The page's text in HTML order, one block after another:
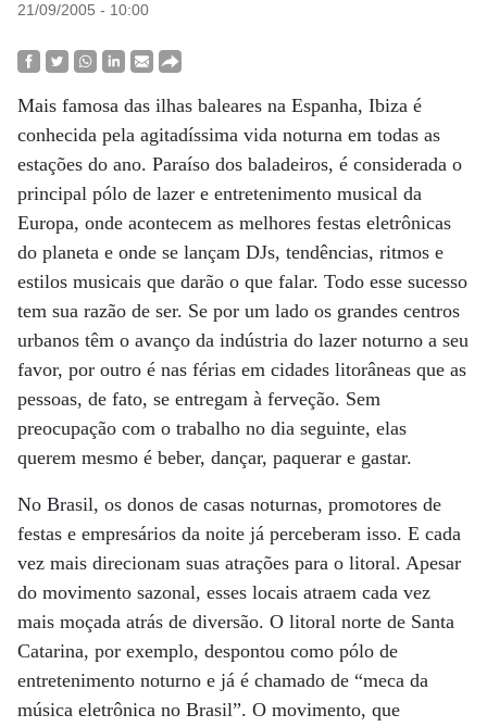
21/09/2005 - 10:00
Mais famosa das ilhas baleares na Espanha, Ibiza é
conhecida pela agitadíssima vida noturna em todas as
estações do ano. Paraíso dos baladeiros, é considerada o
principal pólo de lazer e entretenimento musical da
Europa, onde acontecem as melhores festas eletrônicas
do planeta e onde se lançam DJs, tendências, ritmos e
estilos musicais que darão o que falar. Todo esse sucesso
tem sua razão de ser. Se por um lado os grandes centros
urbanos têm o avanço da indústria do lazer noturno a seu
favor, por outro é nas férias em cidades litorâneas que as
pessoas, de fato, se entregam à ferveção. Sem
preocupação com o trabalho no dia seguinte, elas
querem mesmo é beber, dançar, paquerar e gastar.
No Brasil, os donos de casas noturnas, promotores de
festas e empresários da noite já perceberam isso. E cada
vez mais direcionam suas atrações para o litoral. Apesar
do movimento sazonal, esses locais atraem cada vez
mais moçada atrás de diversão. O litoral norte de Santa
Catarina, por exemplo, despontou como pólo de
entretenimento noturno e já é chamado de “meca da
música eletrônica no Brasil”. O movimento, que